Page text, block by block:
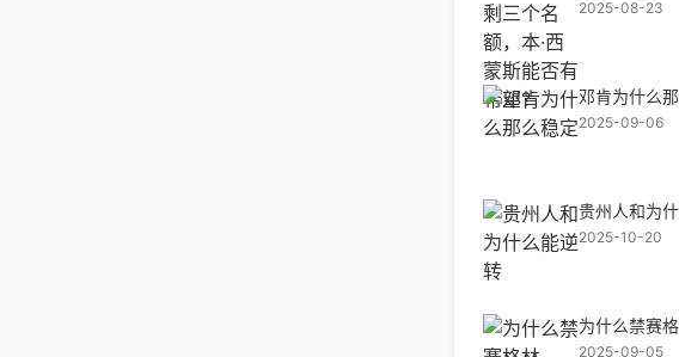
2025-08-23
邓肯为什么
2025-09-06
贵州人和为
2025-10-20
为什么禁赛
2025-09-05